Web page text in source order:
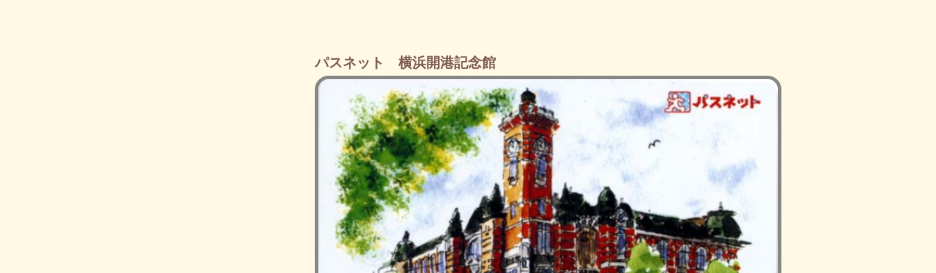
パスネット 横浜開港記念館